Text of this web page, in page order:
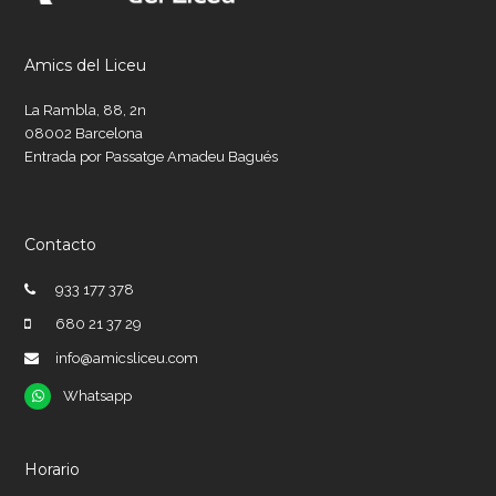
Amics del Liceu
La Rambla, 88, 2n
08002 Barcelona
Entrada por Passatge Amadeu Bagués
Contacto
933 177 378
680 21 37 29
info@amicsliceu.com
Whatsapp
Whatsapp
Horario